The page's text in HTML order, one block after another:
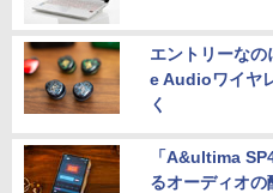
エントリーな
e Audioワイヤ
く
「A&ultima
るオーディオの